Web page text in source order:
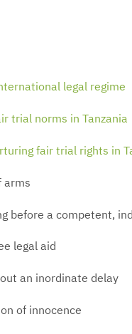
legal regime
trial norms in Tanzania
fair trial rights in
arms
before a competent,
legal aid
an inordinate delay
of innocence